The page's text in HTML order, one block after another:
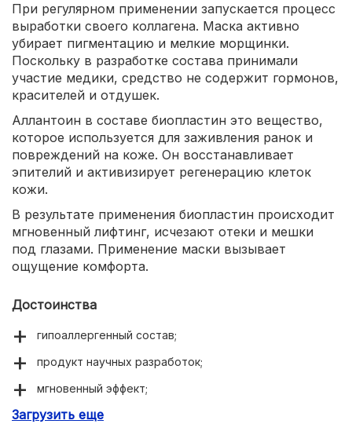
При регулярном применении запускается процесс
выработки своего коллагена. Маска активно
убирает пигментацию и мелкие морщинки.
Поскольку в разработке состава принимали
участие медики, средство не содержит гормонов,
красителей и отдушек.
Аллантоин в составе биопластин это вещество,
которое используется для заживления ранок и
повреждений на коже. Он восстанавливает
эпителий и активизирует регенерацию клеток
кожи.
В результате применения биопластин происходит
мгновенный лифтинг, исчезают отеки и мешки
под глазами. Применение маски вызывает
ощущение комфорта.
Достоинства
гипоаллергенный состав;
продукт научных разработок;
мгновенный эффект;
запускает процессы саморегенерации;
Загрузить еще